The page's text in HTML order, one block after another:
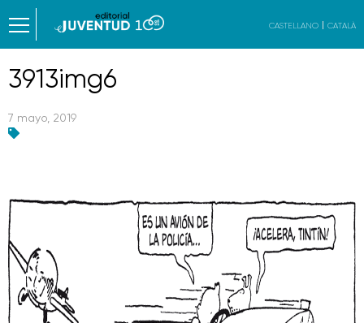
CASTELLANO CATALÀ
3913img6
7 mayo, 2019